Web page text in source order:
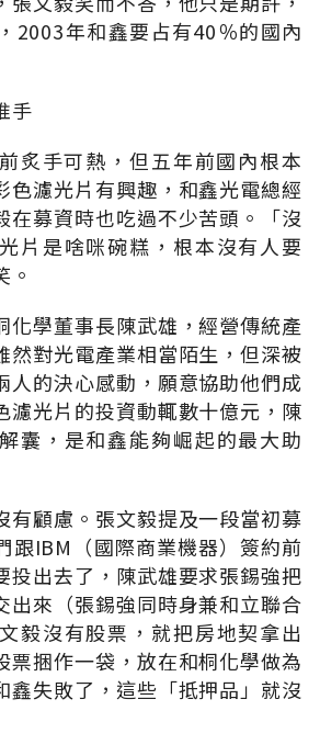
2003年和鑫要占有40％的國內
手
炙手可熱，但五年前國內根本
色濾光片有興趣，和鑫光電總經
在募資時也吃過不少苦頭。「沒
片是啥咪碗糕，根本沒有人要
。
化學董事長陳武雄，經營傳統產
然對光電產業相當陌生，但深被
人的決心感動，願意協助他們成
濾光片的投資動輒數十億元，陳
囊，是和鑫能夠崛起的最大助
有顧慮。張文毅提及一段當初募
跟IBM（國際商業機器）簽約前
投出去了，陳武雄要求張錫強把
出來（張錫強同時身兼和立聯合
毅沒有股票，就把房地契拿出
票捆作一袋，放在和桐化學做為
鑫失敗了，這些「抵押品」就沒